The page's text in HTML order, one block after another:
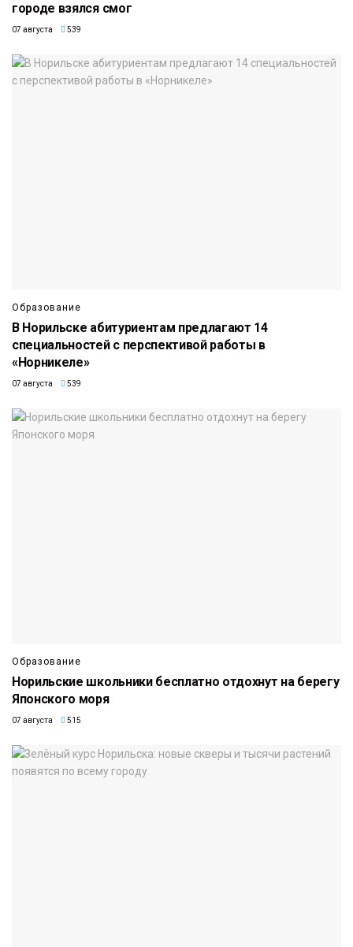
городе взялся смог
07 августа 539
Образование
В Норильске абитуриентам предлагают 14
специальностей с перспективой работы в
«Норникеле»
07 августа 539
Образование
Норильские школьники бесплатно отдохнут на берегу
Японского моря
07 августа 515